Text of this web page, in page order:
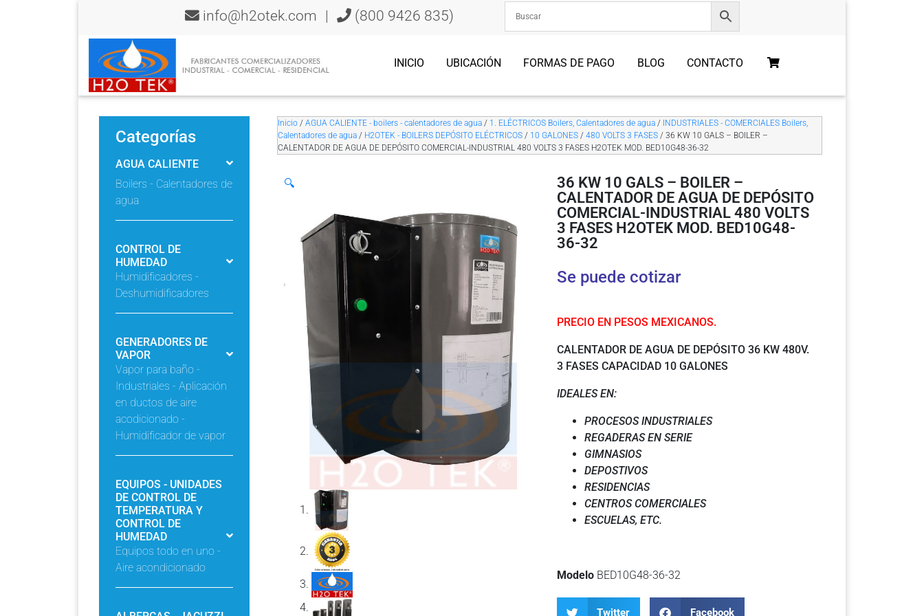
info@h2otek.com | (800 9426 835)
INICIO UBICACIÓN FORMAS DE PAGO BLOG CONTACTO
Categorías
AGUA CALIENTE
Boilers - Calentadores de
agua
CONTROL DE
HUMEDAD
Humidificadores -
Deshumidificadores
GENERADORES DE
VAPOR
Vapor para baño -
Industriales - Aplicación
en ductos de aire
acodicionado -
Humidificador de vapor
EQUIPOS - UNIDADES
DE CONTROL DE
TEMPERATURA Y
CONTROL DE
HUMEDAD
Equipos todo en uno -
Aire acondicionado
Inicio /AGUA CALIENTE - boilers - calentadores de agua / 1. ELÉCTRICOS Boilers, Calentadores de agua / INDUSTRIALES - COMERCIALES Boilers,
Calentadores de agua / H2OTEK - BOILERS DEPÓSITO ELÉCTRICOS / 10 GALONES /480 VOLTS 3 FASES / 36 KW 10 GALS – BOILER –
CALENTADOR DE AGUA DE DEPÓSITO COMERCIAL-INDUSTRIAL 480 VOLTS 3 FASES H2OTEK MOD. BED10G48-36-32
🔍
36 KW 10 GALS – BOILER –
CALENTADOR DE AGUA DE DEPÓSITO
COMERCIAL-INDUSTRIAL 480 VOLTS
3 FASES H2OTEK MOD. BED10G48-
36-32
Se puede cotizar
PRECIO EN PESOS MEXICANOS.
CALENTADOR DE AGUA DE DEPÓSITO 36 KW 480V.
3 FASES CAPACIDAD 10 GALONES
IDEALES EN:
PROCESOS INDUSTRIALES
REGADERAS EN SERIE
GIMNASIOS
DEPOSTIVOS
RESIDENCIAS
CENTROS COMERCIALES
ESCUELAS, ETC.
Modelo BED10G48-36-32
Twitter Facebook